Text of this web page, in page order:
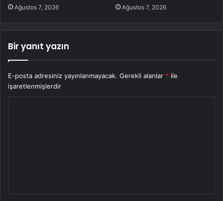
Ağustos 7, 2026 Ağustos 7, 2026
Bir yanıt yazın
E-posta adresiniz yayınlanmayacak. Gerekli alanlar * ile
işaretlenmişlerdir